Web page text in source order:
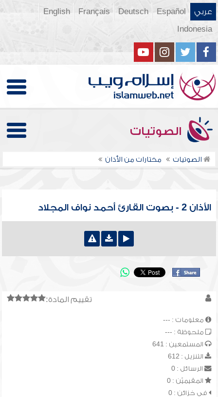
عربي Español
Deutsch
Français
English
Indonesia
الصوتيات
الصوتيات مختارات من الأذان
الأذان 2 - بصوت القارئ أحمد نواف المجلاد
تقييم المادة:
معلومات : ---
ملحوظة : ---
المستمعين : 641
التنزيل : 612
الرسائل : 0
المقيميّن : 0
في خزائن : 0